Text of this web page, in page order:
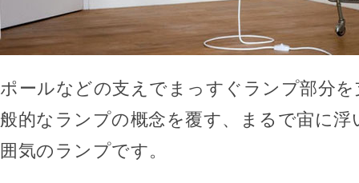
ポールなどの支えでまっすぐランプ部分
般的なランプの概念を覆す、まるで宙に
囲気のランプです。